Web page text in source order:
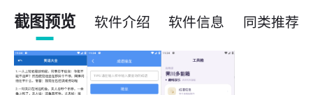
截图预览 软件介绍 软件信息 同类推荐